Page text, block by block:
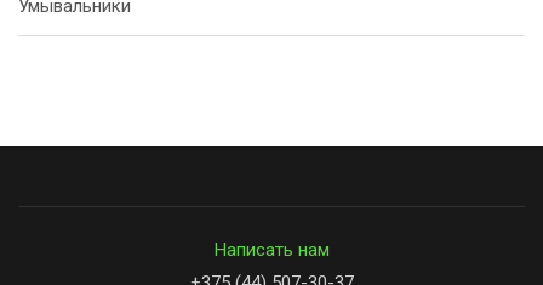
Умывальники
Написать нам